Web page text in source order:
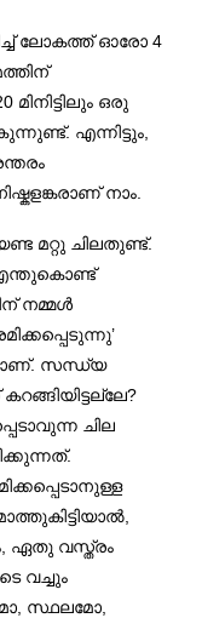
ലോകത്ത് ഓരോ 4
ഒരു
എന്നിട്ടും,
നാം.
മറ്റു ചിലതുണ്ട്.
നമ്മൾ
സന്ധ്യ
ചില
ഏതു വസ്ത്രം
വച്ചും
സ്ഥലമോ,